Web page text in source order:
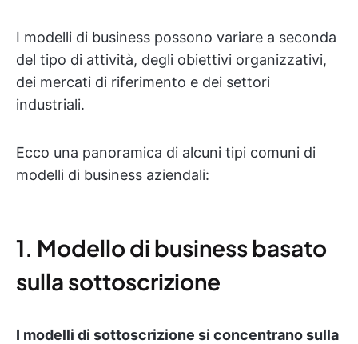
I modelli di business possono variare a seconda
del tipo di attività, degli obiettivi organizzativi,
dei mercati di riferimento e dei settori
industriali.
Ecco una panoramica di alcuni tipi comuni di
modelli di business aziendali:
1. Modello di business basato
sulla sottoscrizione
I modelli di sottoscrizione si concentrano sulla